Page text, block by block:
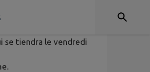
se tiendra le vendredi